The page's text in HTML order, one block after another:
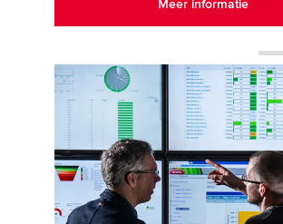
Meer informatie